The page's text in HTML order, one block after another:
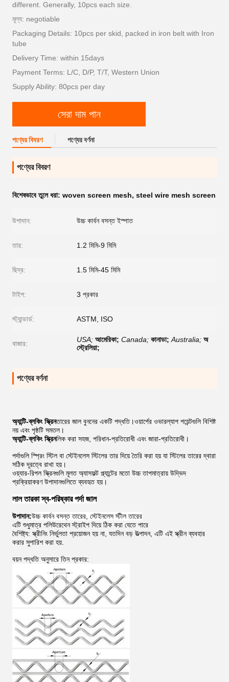
different. Generally, 10pcs each size.
মূল্য: negotiable
Packaging Details: 10pcs per skid, packed in iron belt with Iron
tube
Delivery Time: within 15days
Payment Terms: L/C, D/P, T/T, Western Union
Supply Ability: 80pcs per day
সেরা দাম পান
পণ্যের বিবরণ পণ্যের বর্ণনা
পণ্যের বিবরণ
বিশেষভাবে তুলে ধরা: woven screen mesh, steel wire mesh screen
উপাদান: উচ্চ কার্বন বসন্ত ইস্পাত
তার: 1.2 মিমি-9 মিমি
ছিদ্র: 1.5 মিমি-45 মিমি
টাইপ: 3 প্রকার
স্ট্যান্ডার্ড: ASTM, ISO
বাজার: USA; আমেরিকা; Canada; কানাডা; Australia; অ
স্ট্রেলিয়া;
পণ্যের বর্ণনা
অ্যান্টি-ব্লকিং স্ক্রিনতারের জাল বুননের একটি পদ্ধতি।ওয়ার্পের ওভারল্যাপ পয়েন্টগুলি বিশিষ্ট
নয় এবং পৃষ্ঠটি সমতল।
অ্যান্টি-ব্লকিং স্ক্রিনলিক করা সহজ, পরিধান-প্রতিরোধী এবং জারা-প্রতিরোধী।
পর্দাগুলি স্প্রিং স্টিল বা স্টেইনলেস স্টিলের তার দিয়ে তৈরি করা হয় যা স্টিলের তারের দ্বারা
সঠিক দূরত্বে রাখা হয়।
ওয়্যার-রিপল স্ক্রিনগুলি মূলত অ্যাসফল্ট প্ল্যান্টের মতো উচ্চ তাপমাত্রায় উদ্ভিদ
প্রক্রিয়াকরণ উপাদানগুলিতে ব্যবহৃত হয়।
লাল তারকা স্ব-পরিষ্কার পর্দা জাল
উপাদান:উচ্চ কার্বন বসন্ত তারের, স্টেইনলেস স্টীল তারের
এটি শুধুমাত্র পলিউরেথেন স্ট্রাইপ দিয়ে ঠিক করা যেতে পারে
বৈশিষ্ট্য: স্ক্রীনিং নির্ভুলতা প্রয়োজন হয় না, যতদিন বড় উত্পাদন, এটি এই স্ক্রীন ব্যবহার
করার সুপারিশ করা হয়.
বয়ন পদ্ধতি অনুসারে তিন প্রকার: